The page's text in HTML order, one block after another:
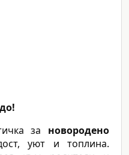
за новородено
уют и топлина.